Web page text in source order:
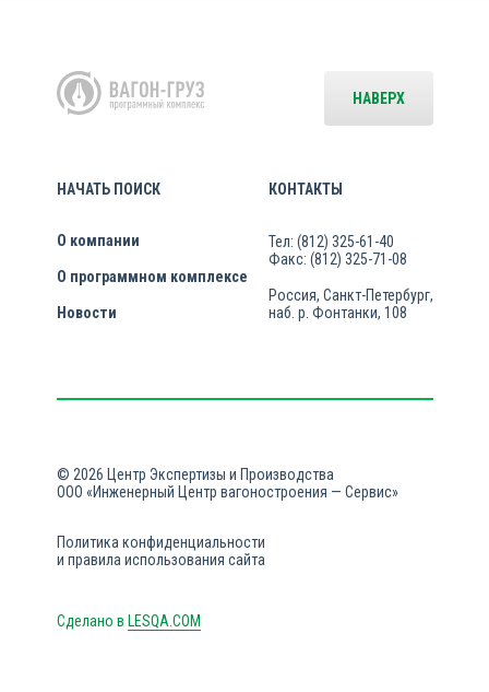
НАЧАТЬ ПОИСК
О компании
О программном комплексе
Новости
КОНТАКТЫ
Тел: (812) 325-61-40
Факс: (812) 325-71-08
Россия, Санкт-Петербург,
наб. р. Фонтанки, 108
НАВЕРХ
© 2026 Центр Экспертизы и Производства
ООО «Инженерный Центр вагоностроения — Сервис»
Политика конфиденциальности
и правила использования сайта
Сделано в LESQA.COM